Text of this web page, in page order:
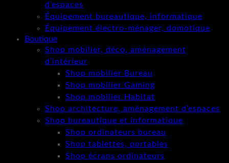
d’espaces
Équipement bureautique, informatique
Équipement électro-ménager, domotique
Boutique
Shop mobilier, déco, aménagement
d’intérieur
Shop mobilier Bureau
Shop mobilier Gaming
Shop mobilier Habitat
Shop architecture, aménagement d’espaces
Shop bureautique et informatique
Shop ordinateurs bureau
Shop tablettes, portables
Shop écrans ordinateurs